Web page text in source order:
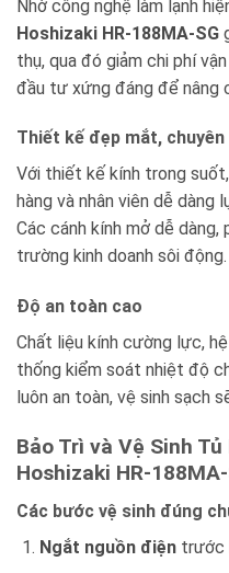
Nhờ công nghệ làm lạnh
Hoshizaki HR-188MA-SG
thụ, qua đó giảm chi phí
đầu tư xứng đáng để nâng
Thiết kế đẹp mắt, chuyên
Với thiết kế kính trong
hàng và nhân viên dễ dàng
Các cánh kính mở dễ
trường kinh doanh sôi động.
Độ an toàn cao
Chất liệu kính cường lực,
thống kiểm soát nhiệt độ
luôn an toàn, vệ sinh sạch
Bảo Trì và Vệ Sinh
Hoshizaki HR-188MA-
Các bước vệ sinh đúng
Ngắt nguồn điệntrước